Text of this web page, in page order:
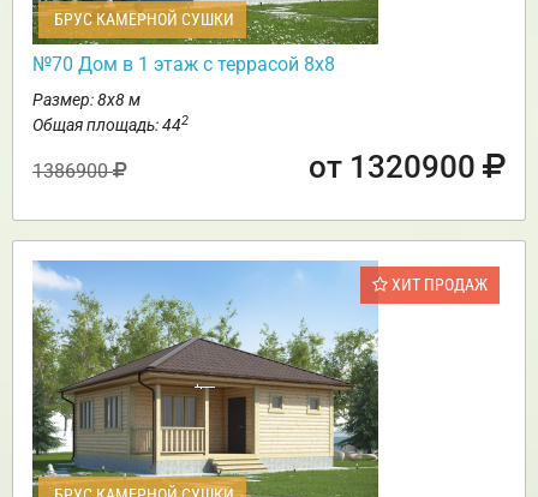
БРУС КАМЕРНОЙ СУШКИ
№70 Дом в 1 этаж с террасой 8х8
Размер: 8х8 м
Общая площадь: 442
1386900 от 1320900
ХИТ ПРОДАЖ